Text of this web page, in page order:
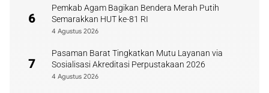
6
Pemkab Agam Bagikan Bendera Merah Putih
Semarakkan HUT ke-81 RI
4 Agustus 2026
7
Pasaman Barat Tingkatkan Mutu Layanan via
Sosialisasi Akreditasi Perpustakaan 2026
4 Agustus 2026